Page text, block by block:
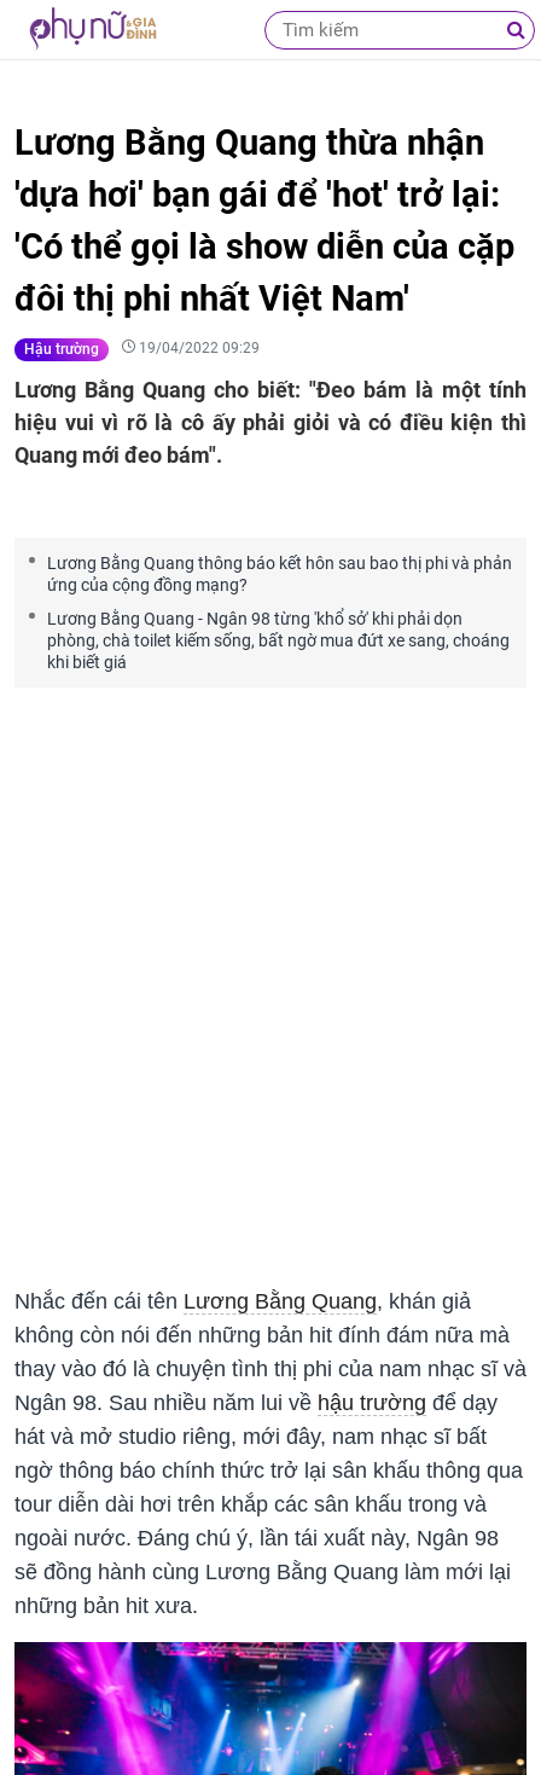
Lương Bằng Quang thừa nhận
'dựa hơi' bạn gái để 'hot' trở lại:
'Có thể gọi là show diễn của cặp
đôi thị phi nhất Việt Nam'
Hậu trường 19/04/2022 09:29
Lương Bằng Quang cho biết: "Đeo bám là một tính
hiệu vui vì rõ là cô ấy phải giỏi và có điều kiện thì
Quang mới đeo bám".
Lương Bằng Quang thông báo kết hôn sau bao thị phi và phản
ứng của cộng đồng mạng?
Lương Bằng Quang - Ngân 98 từng 'khổ sở' khi phải dọn
phòng, chà toilet kiếm sống, bất ngờ mua đứt xe sang, choáng
khi biết giá
Nhắc đến cái tên Lương Bằng Quang, khán giả
không còn nói đến những bản hit đính đám nữa mà
thay vào đó là chuyện tình thị phi của nam nhạc sĩ và
Ngân 98. Sau nhiều năm lui về hậu trường để dạy
hát và mở studio riêng, mới đây, nam nhạc sĩ bất
ngờ thông báo chính thức trở lại sân khấu thông qua
tour diễn dài hơi trên khắp các sân khấu trong và
ngoài nước. Đáng chú ý, lần tái xuất này, Ngân 98
sẽ đồng hành cùng Lương Bằng Quang làm mới lại
những bản hit xưa.